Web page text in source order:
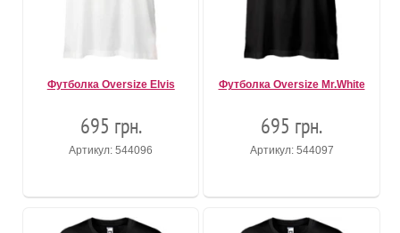
Футболка Oversize Elvis
695 грн.
Артикул: 544096
Футболка Oversize Mr.White
695 грн.
Артикул: 544097